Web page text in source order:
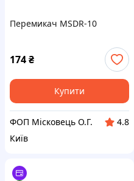
Перемикач MSDR-10
174₴
Купити
ФОП Місковець О.Г.
4.8
Київ